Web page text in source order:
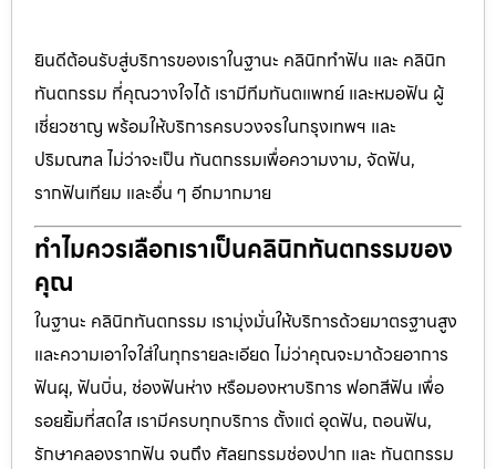
ยินดีต้อนรับสู่บริการของเราในฐานะ คลินิกทำฟัน และ คลินิก
ทันตกรรม ที่คุณวางใจได้ เรามีทีมทันตแพทย์ และหมอฟัน ผู้
เชี่ยวชาญ พร้อมให้บริการครบวงจรในกรุงเทพฯ และ
ปริมณฑล ไม่ว่าจะเป็น ทันตกรรมเพื่อความงาม, จัดฟัน,
รากฟันเทียม และอื่น ๆ อีกมากมาย
ทำไมควรเลือกเราเป็นคลินิกทันตกรรมของ
คุณ
ในฐานะ คลินิกทันตกรรม เรามุ่งมั่นให้บริการด้วยมาตรฐานสูง
และความเอาใจใส่ในทุกรายละเอียด ไม่ว่าคุณจะมาด้วยอาการ
ฟันผุ, ฟันบิ่น, ช่องฟันห่าง หรือมองหาบริการ ฟอกสีฟัน เพื่อ
รอยยิ้มที่สดใส เรามีครบทุกบริการ ตั้งแต่ อุดฟัน, ถอนฟัน,
รักษาคลองรากฟัน จนถึง ศัลยกรรมช่องปาก และ ทันตกรรม